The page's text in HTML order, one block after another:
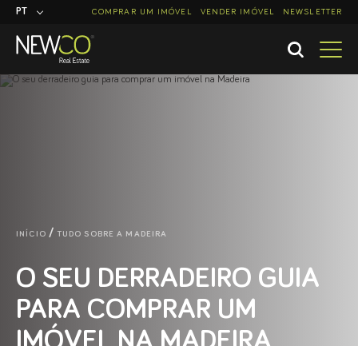
PT
COMPRAR UM IMÓVEL VENDER IMÓVEL NEWSLETTER
INÍCIO TUDO SOBRE A MADEIRA
O SEU DERRADEIRO GUIA
PARA COMPRAR UM